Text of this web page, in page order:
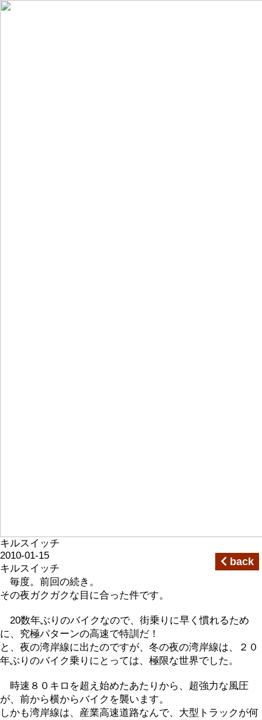
キルスイッチ
2010-01-15
キルスイッチ
back
毎度。前回の続き。
その夜ガクガクな目に合った件です。
20数年ぶりのバイクなので、街乗りに早く慣れるため
に、究極パターンの高速で特訓だ！
と、夜の湾岸線に出たのですが、冬の夜の湾岸線は、２０
年ぶりのバイク乗りにとっては、極限な世界でした。
時速８０キロを超え始めたあたりから、超強力な風圧
が、前から横からバイクを襲います。
しかも湾岸線は、産業高速道路なんで、大型トラックが何